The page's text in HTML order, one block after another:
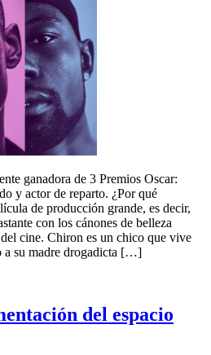
ganadora de 3 Premios Oscar:
y actor de reparto. ¿Por qué
de producción grande, es decir,
con los cánones de belleza
cine. Chiron es un chico que vive
a su madre drogadicta […]
del espacio